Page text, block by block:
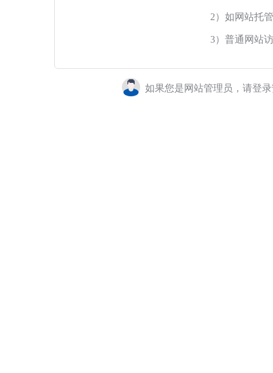
2）如网站托
3）普通网站
如果您是网站管理员，请登